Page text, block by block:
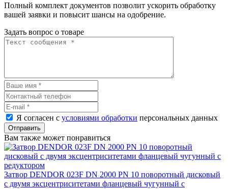
Полный комплект документов позволит ускорить обработку
вашей заявки и повысит шансы на одобрение.
Задать вопрос о товаре
Я согласен с условиями обработки персональных данных
Отправить
Вам также может понравиться
Затвор DENDOR 023F DN 2000 PN 10 поворотный дисковый
c двумя эксцентриситетами фланцевый чугунный с